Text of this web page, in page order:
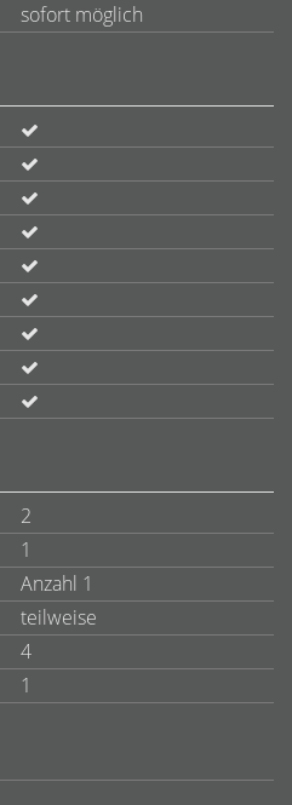
sofort möglich
2
1
Anzahl 1
teilweise
4
1